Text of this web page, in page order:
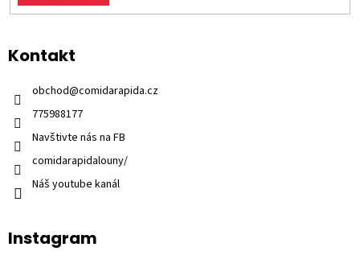
Kontakt
obchod@comidarapida.cz
775988177
Navštivte nás na FB
comidarapidalouny/
Náš youtube kanál
Instagram